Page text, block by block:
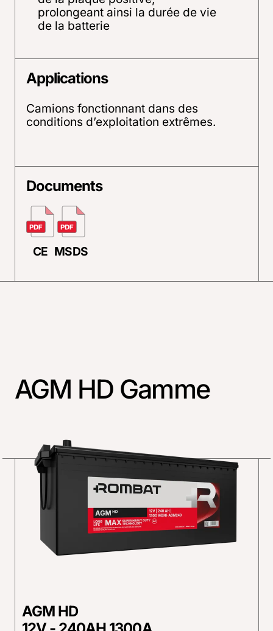
prolongeant ainsi la durée de vie
de la batterie
Applications
Camions fonctionnant dans des
conditions d’exploitation extrêmes.
Documents
CE MSDS
AGM HD Gamme
AGM HD